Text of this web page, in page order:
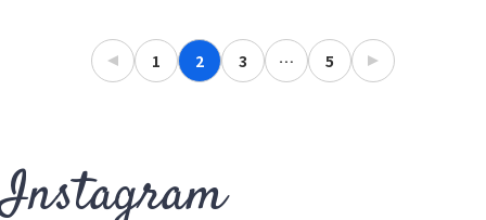
1 2 3 … 5
Instagram